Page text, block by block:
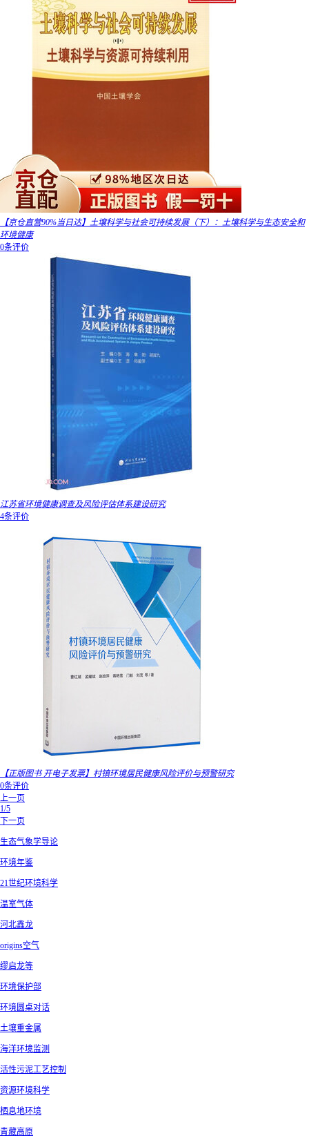
【京仓直营90%当日达】土壤科学与社会可持续发展（下）：土壤科学与生态安全和
环境健康
0条评价
江苏省环境健康调查及风险评估体系建设研究
4条评价
【正版图书 开电子发票】村镇环境居民健康风险评价与预警研究
0条评价
上一页
1/5
下一页
生态气象学导论
环境年鉴
21世纪环境科学
温室气体
河北鑫龙
origins空气
缪启龙等
环境保护部
环境圆桌对话
土壤重金属
海洋环境监测
活性污泥工艺控制
资源环境科学
栖息地环境
青藏高原